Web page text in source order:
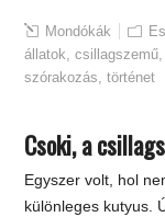
Mondókák
állatok ,csillagszemű
szórakozás ,történet
Csoki, a
Egyszer volt, hol
különleges kutyus.